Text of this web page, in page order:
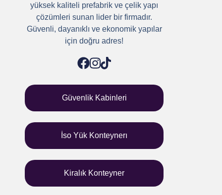
yüksek kaliteli prefabrik ve çelik yapı
çözümleri sunan lider bir firmadır.
Güvenli, dayanıklı ve ekonomik yapılar
için doğru adres!
Güvenlik Kabinleri
İso Yük Konteynerı
Kiralık Konteyner